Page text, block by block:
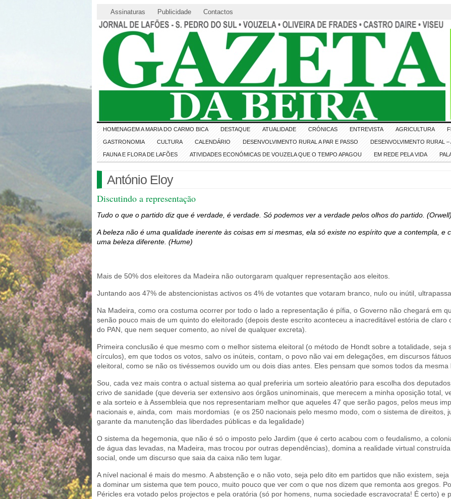
Assinaturas Publicidade Contactos
HOMENAGEM A MARIA DO CARMO BICA DESTAQUE ATUALIDADE CRÓNICAS ENTREVISTA AGRICULTURA
GASTRONOMIA CULTURA CALENDÁRIO DESENVOLVIMENTO RURAL A PAR E PASSO DESENVOLVIMENTO RURAL –
FAUNA E FLORA DE LAFÕES ATIVIDADES ECONÓMICAS DE VOUZELA QUE O TEMPO APAGOU EM REDE PELA VIDA
António Eloy
Discutindo a representação
Tudo o que o partido diz que é verdade, é verdade. Só podemos ver a verdade pelos olhos do partido. (Orwell)
A beleza não é uma qualidade inerente às coisas em si mesmas, ela só existe no espírito que a contempla, e
uma beleza diferente. (Hume)
Mais de 50% dos eleitores da Madeira não outorgaram qualquer representação aos eleitos.
Juntando aos 47% de abstencionistas activos os 4% de votantes que votaram branco, nulo ou inútil,
Na Madeira, como ora costuma ocorrer por todo o lado a representação é pífia, o Governo não chegará em
senão pouco mais de um quinto do eleitorado (depois deste escrito aconteceu a inacreditável estória de claro
do PAN, que nem sequer comento, ao nível de qualquer excreta).
Primeira conclusão é que mesmo com o melhor sistema eleitoral (o método de Hondt sobre a totalidade, seja
círculos), em que todos os votos, salvo os inúteis, contam, o povo não vai em delegações, em discursos
eleitoral, como se não os tivéssemos ouvido um ou dois dias antes. Eles pensam que somos todos da mesma
Sou, cada vez mais contra o actual sistema ao qual preferiria um sorteio aleatório para escolha dos
crivo de sanidade (que deveria ser extensivo aos órgãos uninominais, que merecem a minha oposição total,
e ala sorteio e à Assembleia que nos representariam melhor que aqueles 47 que serão pagos, pelos meus
nacionais e, ainda, com mais mordomias (e os 250 nacionais pelo mesmo modo, com o sistema de direitos,
garante da manutenção das liberdades públicas e da legalidade)
O sistema da hegemonia, que não é só o imposto pelo Jardim (que é certo acabou com o feudalismo, a
de água das levadas, na Madeira, mas trocou por outras dependências), domina a realidade virtual
social, onde um discurso que saia da caixa não tem lugar.
A nível nacional é mais do mesmo. A abstenção e o não voto, seja pelo dito em partidos que não existem,
a dominar um sistema que tem pouco, muito pouco que ver com o que nos dizem que remonta aos gregos.
Péricles era votado pelos projectos e pela oratória (só por homens, numa sociedade escravocrata! É certo) e